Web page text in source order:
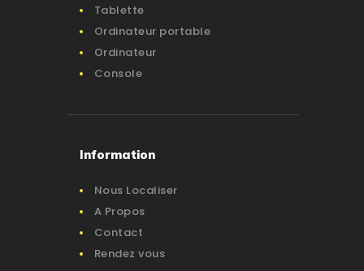
Tablette
Ordinateur portable
Ordinateur
Console
Information
Nous Localiser
A Propos
Contact
Rendez vous